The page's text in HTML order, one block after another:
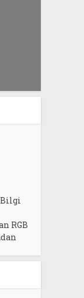
RGB